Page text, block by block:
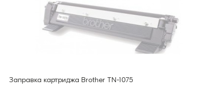
Заправка картриджа Brother TN-1075